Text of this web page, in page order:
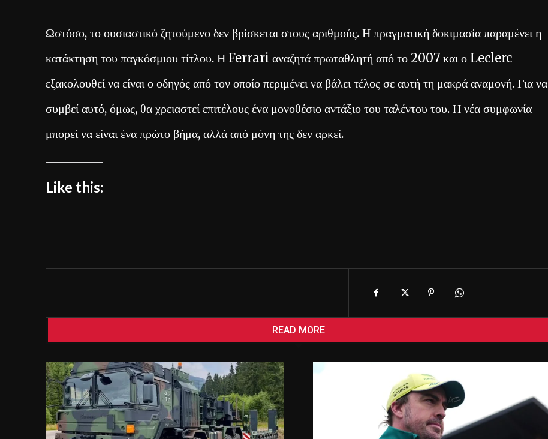
Ωστόσο, το ουσιαστικό ζητούμενο δεν βρίσκεται στους αριθμούς. Η πραγματική δοκιμασία παραμένει η
κατάκτηση του παγκόσμιου τίτλου. Η Ferrari αναζητά πρωταθλητή από το 2007 και ο Leclerc
εξακολουθεί να είναι ο οδηγός από τον οποίο περιμένει να βάλει τέλος σε αυτή τη μακρά αναμονή. Για να
συμβεί αυτό, όμως, θα χρειαστεί επιτέλους ένα μονοθέσιο αντάξιο του ταλέντου του. Η νέα συμφωνία
μπορεί να είναι ένα πρώτο βήμα, αλλά από μόνη της δεν αρκεί.
Like this:
READ MORE